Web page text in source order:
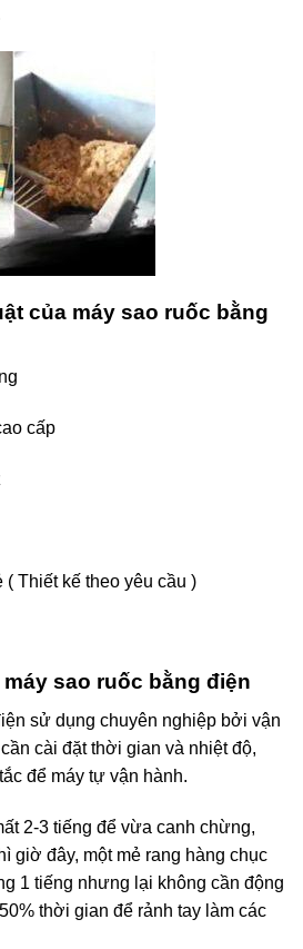
của máy sao ruốc bằng
cấp
( Thiết kế theo yêu cầu )
sao ruốc bằng điện
sử dụng chuyên nghiệp bởi vận
cài đặt thời gian và nhiệt độ,
để máy tự vận hành.
2-3 tiếng để vừa canh chừng,
giờ đây, một mẻ rang hàng chục
1 tiếng nhưng lại không cần động
thời gian để rảnh tay làm các